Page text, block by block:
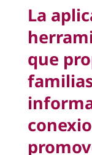
La
que